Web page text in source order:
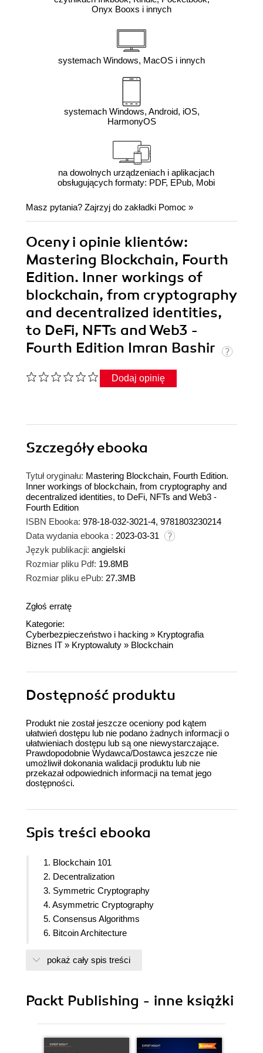
Onyx Booxs i innych
systemach Windows, MacOS i innych
systemach Windows, Android, iOS,
HarmonyOS
na dowolnych urządzeniach i aplikacjach
obsługujących formaty: PDF, EPub, Mobi
Masz pytania? Zajrzyj do zakładki Pomoc »
Oceny i opinie klientów:
Mastering Blockchain, Fourth
Edition. Inner workings of
blockchain, from cryptography
and decentralized identities,
to DeFi, NFTs and Web3 -
Fourth Edition Imran Bashir
Dodaj opinię
Szczegółyebooka
Tytuł oryginału: Mastering Blockchain, Fourth Edition.
Inner workings of blockchain, from cryptography and
decentralized identities, to DeFi, NFTs and Web3 -
Fourth Edition
ISBN Ebooka: 978-18-032-3021-4, 9781803230214
Data wydania ebooka : 2023-03-31
Język publikacji: angielski
Rozmiar pliku Pdf: 19.8MB
Rozmiar pliku ePub: 27.3MB
Zgłoś erratę
Kategorie:
Cyberbezpieczeństwo i hacking » Kryptografia
Biznes IT » Kryptowaluty » Blockchain
Dostępność produktu
Produkt nie został jeszcze oceniony pod kątem
ułatwień dostępu lub nie podano żadnych informacji o
ułatwieniach dostępu lub są one niewystarczające.
Prawdopodobnie Wydawca/Dostawca jeszcze nie
umożliwił dokonania walidacji produktu lub nie
przekazał odpowiednich informacji na temat jego
dostępności.
Spis treści ebooka
1. Blockchain 101
2. Decentralization
3. Symmetric Cryptography
4. Asymmetric Cryptography
5. Consensus Algorithms
6. Bitcoin Architecture
8. Smart Contracts
11. Tools, Languages, and Frameworks for
13. The Merge and Beyond
pokaż cały spis treści
Packt Publishing - inne książki